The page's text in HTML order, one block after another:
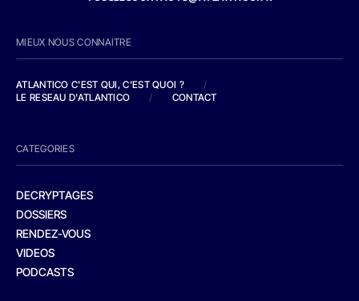
MIEUX NOUS CONNAITRE
ATLANTICO C'EST QUI, C'EST QUOI ?
/
LE RESEAU D'ATLANTICO
/ CONTACT
CATEGORIES
DECRYPTAGES
DOSSIERS
RENDEZ-VOUS
VIDEOS
PODCASTS